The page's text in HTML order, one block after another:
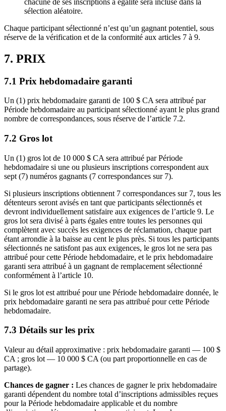
sélection aléatoire.
Chaque participant sélectionné n’est qu’un gagnant potentiel, sous
réserve de la vérification et de la conformité aux articles 7 à 9.
7. PRIX
7.1 Prix hebdomadaire garanti
Un (1) prix hebdomadaire garanti de 100 $ CA sera attribué par
Période hebdomadaire au participant sélectionné ayant le plus grand
nombre de correspondances, sous réserve de l’article 7.2.
7.2 Gros lot
Un (1) gros lot de 10 000 $ CA sera attribué par Période
hebdomadaire si une ou plusieurs inscriptions correspondent aux
sept (7) numéros gagnants (7 correspondances sur 7).
Si plusieurs inscriptions obtiennent 7 correspondances sur 7, tous les
détenteurs seront avisés en tant que participants sélectionnés et
devront individuellement satisfaire aux exigences de l’article 9. Le
gros lot sera divisé à parts égales entre toutes les personnes qui
complètent avec succès les exigences de réclamation, chaque part
étant arrondie à la baisse au cent le plus près. Si tous les participants
sélectionnés ne satisfont pas aux exigences, le gros lot ne sera pas
attribué pour cette Période hebdomadaire, et le prix hebdomadaire
garanti sera attribué à un gagnant de remplacement sélectionné
conformément à l’article 10.
Si le gros lot est attribué pour une Période hebdomadaire donnée, le
prix hebdomadaire garanti ne sera pas attribué pour cette Période
hebdomadaire.
7.3 Détails sur les prix
Valeur au détail approximative : prix hebdomadaire garanti — 100 $
CA ; gros lot — 10 000 $ CA (ou part proportionnelle en cas de
partage).
Chances de gagner : Les chances de gagner le prix hebdomadaire
garanti dépendent du nombre total d’inscriptions admissibles reçues
pour la Période hebdomadaire applicable et du nombre